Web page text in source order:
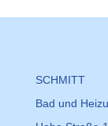
SCHMITT
Bad und